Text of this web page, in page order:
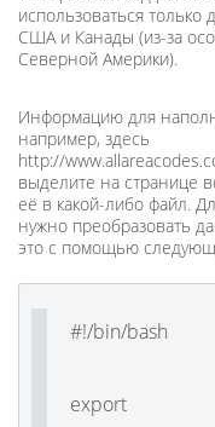
использоваться
США и Канады (из-за
Северной Америки).
Информацию для
например, здесь
http://
выделите на странице
её в какой-либо файл.
нужно преобразовать
это с помощью
#!/bin/bash
export